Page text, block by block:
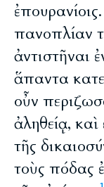
ἐπουρανίοις.
πανοπλίαν
ἀντιστῆναι
ἅπαντα
οὖν
ἀληθείᾳ,
τῆς
τοὺς πόδας